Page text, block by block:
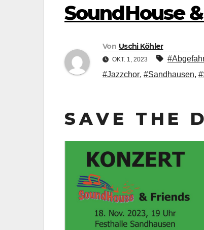
SoundHouse
Von Uschi Köhler
OKT. 1, 2023
#Jazzchor, #Sandhausen,
S A V E T H E D